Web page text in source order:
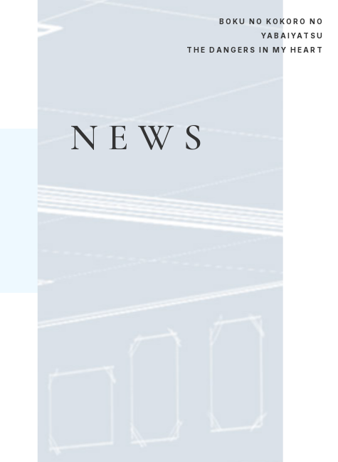
BO KU NO KO KO R O NO
YA B A IYA T SU
T HE D A NGER S IN MY HE A R T
N EW S